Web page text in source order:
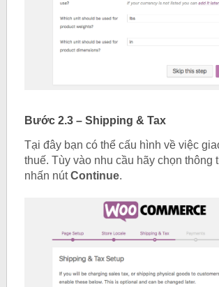
Bước 2.3 – Shipping & Tax
Tại đây bạn có thể cấu hình về việc
thuế. Tùy vào nhu cầu hãy chọn thông
nhấn nútContinue.